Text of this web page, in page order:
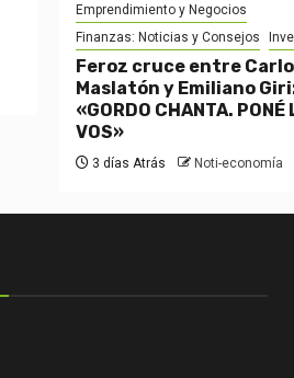
Emprendimiento y Negocios
Finanzas: Noticias y Consejos
Feroz cruce entre
Maslatón y Emiliano
«GORDO CHANTA. PONÉ
VOS»
3 días Atrás Noti-economía